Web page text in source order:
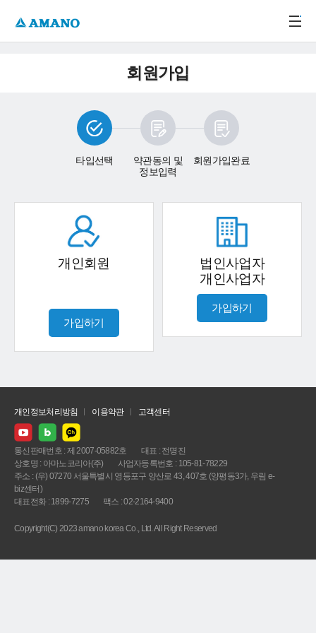
회원가입
타입선택
약관동의 및
정보입력
회원가입완료
개인회원
가입하기
법인사업자
개인사업자
가입하기
개인정보처리방침 이용약관 고객센터
통신판매번호 : 제 2007-05882호
대표 : 전명진
상호명 : 아마노코리아(주)
사업자등록번호 : 105-81-78229
주소 : (우) 07270 서울특별시 영등포구 양산로 43, 407호 (양평동3가, 우림 e-
biz센터)
대표전화 : 1899-7275
팩스 : 02-2164-9400
Copyright(C) 2023 amano korea Co., Ltd. All Right Reserved